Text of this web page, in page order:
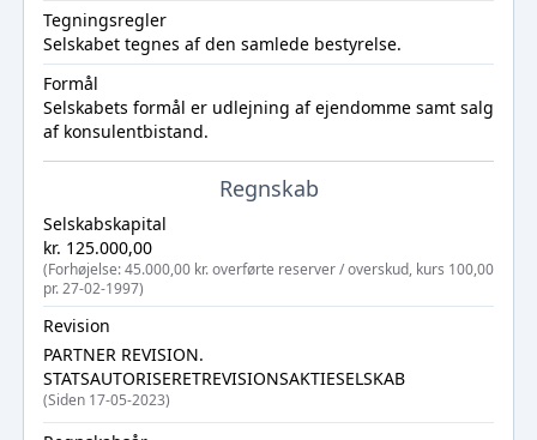
Tegningsregler
Selskabet tegnes af den samlede bestyrelse.
Formål
Selskabets formål er udlejning af ejendomme samt salg
af konsulentbistand.
Regnskab
Selskabskapital
kr. 125.000,00
(Forhøjelse: 45.000,00 kr. overførte reserver / overskud, kurs 100,00
pr. 27-02-1997)
Revision
PARTNER REVISION.
STATSAUTORISERETREVISIONSAKTIESELSKAB
(Siden 17-05-2023)